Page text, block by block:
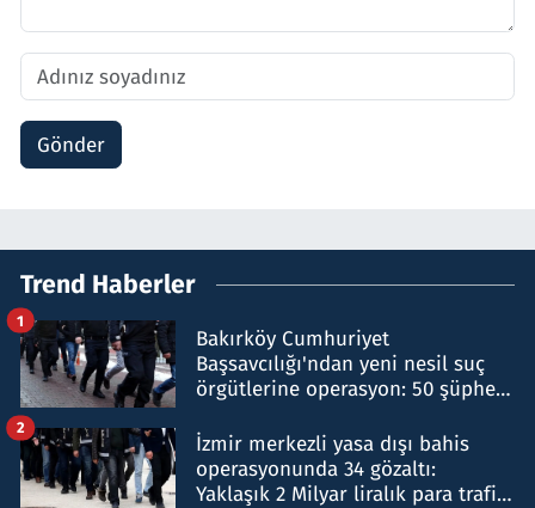
Gönder
Trend Haberler
Bakırköy Cumhuriyet
Başsavcılığı'ndan yeni nesil suç
örgütlerine operasyon: 50 şüpheli
1
İzmir merkezli yasa dışı bahis
operasyonunda 34 gözaltı:
Yaklaşık 2 Milyar liralık para trafiği
2